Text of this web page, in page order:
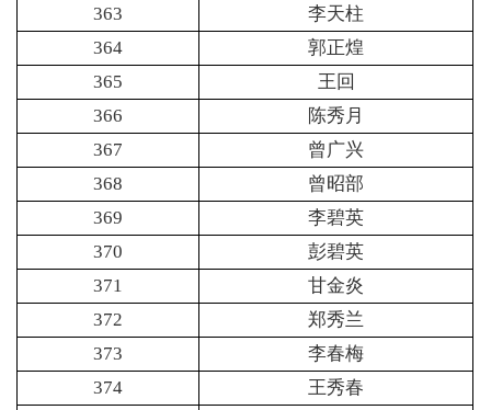
363
李天柱
364
郭正煌
365
王回
366
陈秀月
367
曾广兴
368
曾昭部
369
李碧英
370
彭碧英
371
甘金炎
372
郑秀兰
373
李春梅
374
王秀春